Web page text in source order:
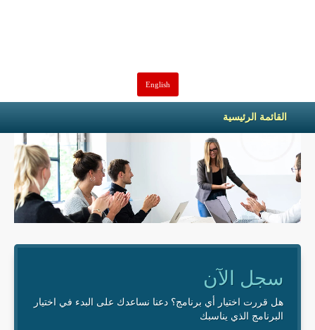
English
القائمة الرئيسية
سجل الآن
هل قررت اختيار أي برنامج؟ دعنا نساعدك على البدء في اختيار
البرنامج الذي يناسبك